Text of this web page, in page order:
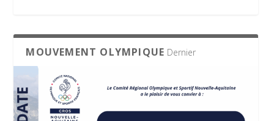
MOUVEMENT OLYMPIQUE Dernier